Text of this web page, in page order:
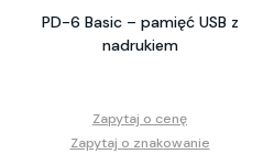
PD-6 Basic – pamięć USB z
nadrukiem
Zapytaj o cenę
Zapytaj o znakowanie